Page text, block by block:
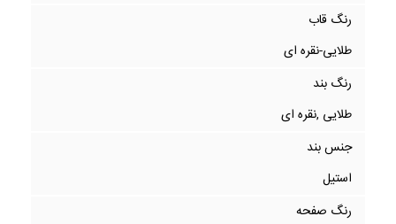
رنگ قاب
طلایی-نقره ای
رنگ بند
طلایی ,نقره ای
جنس بند
استیل
رنگ صفحه